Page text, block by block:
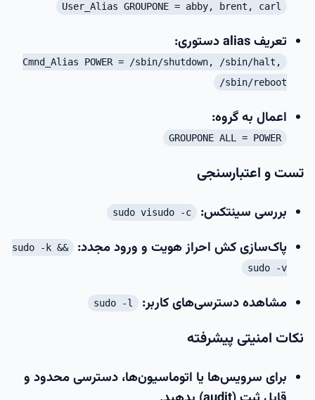
User_Alias GROUPONE = abby, brent, carl
تعریف alias دستوری:
Cmnd_Alias POWER = /sbin/shutdown, /sbin/halt,
/sbin/reboot
اعمال به گروه:
GROUPONE ALL = POWER
تست و اعتبارسنجی
بررسی سینتکس: sudo visudo -c
پاک‌سازی کش احراز هویت و ورود مجدد:
sudo -k &&
sudo -v
مشاهده دسترسی‌های کاربر: sudo -l
نکات امنیتی پیشرفته
برای سرویس‌ها یا اتوماسیون‌ها، دسترسی محدود و